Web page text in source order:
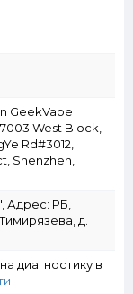
GeekVape
West Block,
Rd#3012,
Shenzhen,
РБ,
д.
диагностику в